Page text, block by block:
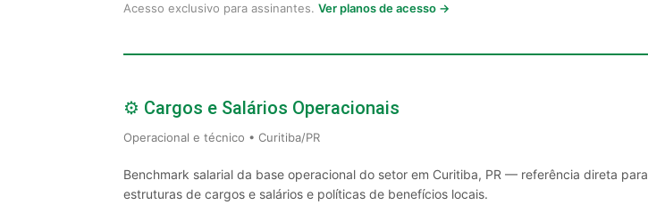
Acesso exclusivo para assinantes. Ver planos de acesso →
⚙️ Cargos e Salários Operacionais
Operacional e técnico • Curitiba/PR
Benchmark salarial da base operacional do setor em Curitiba, PR — referência direta para
estruturas de cargos e salários e políticas de benefícios locais.